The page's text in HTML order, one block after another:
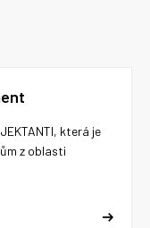
která je
z oblasti